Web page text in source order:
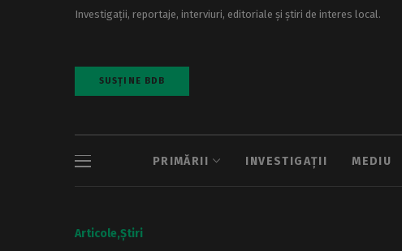
Investigații, reportaje, interviuri, editoriale și știri de interes local.
SUSȚINE BDB
PRIMĂRII INVESTIGAȚII MEDIU
Articole Știri